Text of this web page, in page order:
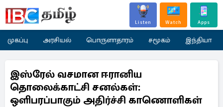
Listen Watch Apps
முகப்பு அரசியல் பொருளாதாரம் சமூகம் இந்தியா
இஸ்ரேல் வசமான ஈரானிய
தொலைக்காட்சி சனல்கள்:
ஒளிபரப்பாகும் அதிர்ச்சி காணொளிகள்